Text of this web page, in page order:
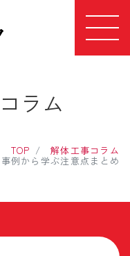
コラム
TOP 解体工事コラム
例から学ぶ注意点まとめ